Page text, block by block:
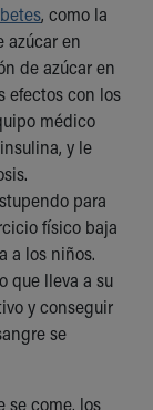
, como la
azúcar en
de azúcar en
efectos con los
médico
y le
para
físico baja
a los niños.
que lleva a su
y conseguir
se
se come, los